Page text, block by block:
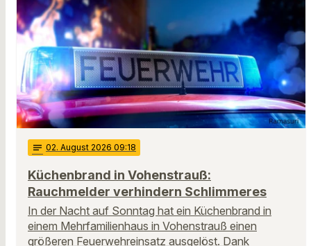
notes 02. August 2026 09:18
Küchenbrand in Vohenstrauß:
Rauchmelder verhindern Schlimmeres
In der Nacht auf Sonntag hat ein Küchenbrand in
einem Mehrfamilienhaus in Vohenstrauß einen
größeren Feuerwehreinsatz ausgelöst. Dank